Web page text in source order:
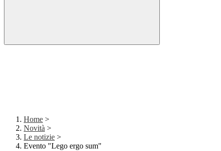
Home >
Novità >
Le notizie >
Evento "Lego ergo sum"